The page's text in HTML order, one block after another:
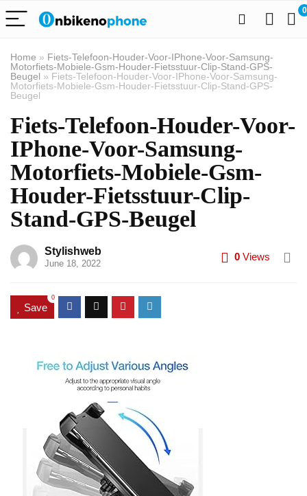
0
Home » Fiets-Telefoon-Houder-Voor-IPhone-Voor-Samsung-
Motorfiets-Mobiele-Gsm-Houder-Fietsstuur-Clip-Stand-GPS-
Beugel » Fiets-Telefoon-Houder-Voor-IPhone-Voor-Samsung-
Motorfiets-Mobiele-Gsm-Houder-Fietsstuur-Clip-Stand-GPS-
Beugel
Fiets-Telefoon-Houder-Voor-
IPhone-Voor-Samsung-
Motorfiets-Mobiele-Gsm-
Houder-Fietsstuur-Clip-
Stand-GPS-Beugel
Stylishweb
June 18, 2022
0 Views
Save
0